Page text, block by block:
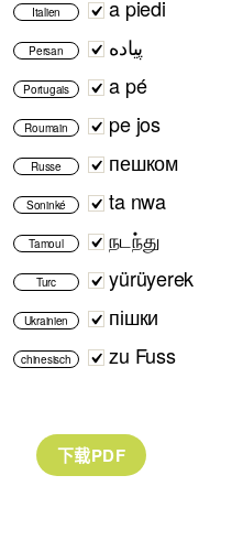
Italien a piedi
Persan پیاده
Portugais a pé
Roumain pe jos
Russe пешком
Soninké ta nwa
Tamoul நடந்து
Turc yürüyerek
Ukrainien пішки
chinesisch zu Fuss